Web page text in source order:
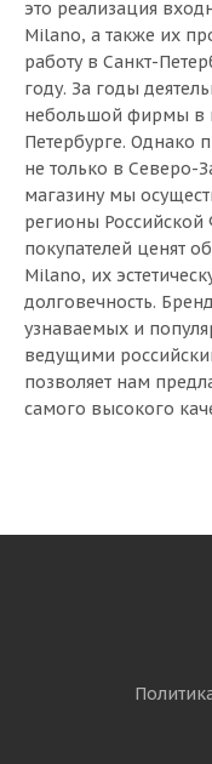
это реализация
Milano, а также их
работу в Санкт-
году. За годы
небольшой фирмы в
Петербурге. Однако
не только в Северо-
магазину мы
регионы
покупателей ценят
Milano, их
долговечность.
узнаваемых и
ведущими
позволяет нам
самого высокого